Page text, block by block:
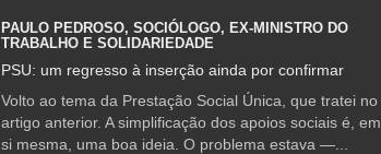
PAULO PEDROSO, SOCIÓLOGO, EX-MINISTRO DO
TRABALHO E SOLIDARIEDADE
PSU: um regresso à inserção ainda por confirmar
Volto ao tema da Prestação Social Única, que tratei no
artigo anterior. A simplificação dos apoios sociais é, em
si mesma, uma boa ideia. O problema estava —...